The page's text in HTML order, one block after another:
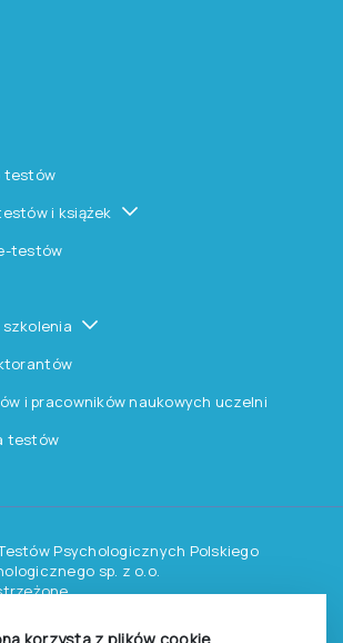
testów
i książek
testów
i pracowników naukowych uczelni
testów
Psychologicznych Polskiego
sp. z o.o.